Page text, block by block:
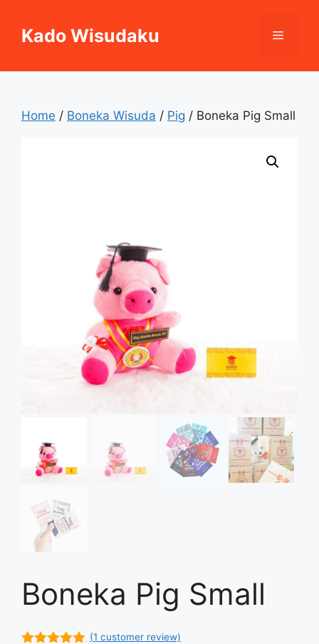
contentKado Wisudaku Menu
Home / Boneka Wisuda / Pig / Boneka Pig Small
Boneka Pig Small
(1 customer review)